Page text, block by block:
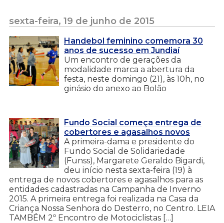
sexta-feira, 19 de junho de 2015
Handebol feminino comemora 30
anos de sucesso em Jundiaí
Um encontro de gerações da
modalidade marca a abertura da
festa, neste domingo (21), às 10h, no
ginásio do anexo ao Bolão
Fundo Social começa entrega de
cobertores e agasalhos novos
A primeira-dama e presidente do
Fundo Social de Solidariedade
(Funss), Margarete Geraldo Bigardi,
deu início nesta sexta-feira (19) à
entrega de novos cobertores e agasalhos para as
entidades cadastradas na Campanha de Inverno
2015. A primeira entrega foi realizada na Casa da
Criança Nossa Senhora do Desterro, no Centro. LEIA
TAMBÉM 2º Encontro de Motociclistas […]